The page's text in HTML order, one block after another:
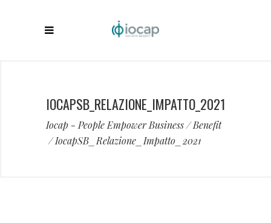
IOCAPSB_RELAZIONE_IMPATTO_2021
Iocap - People Empower Business/Benefit
/IocapSB_Relazione_Impatto_2021